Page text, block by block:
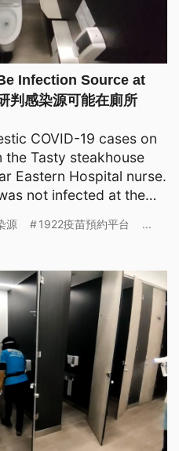
Infection Source at
判感染源可能在廁所
COVID-19 cases on
the Tasty steakhouse
Eastern Hospital nurse.
not infected at the
源 1922疫苗預約平台 ...